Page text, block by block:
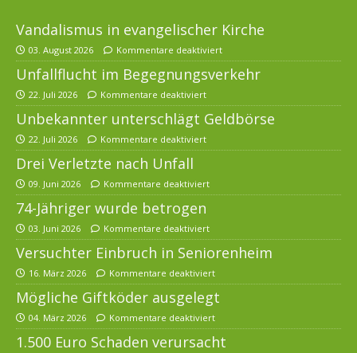
Vandalismus in evangelischer Kirche
03. August 2026 Kommentare deaktiviert
Unfallflucht im Begegnungsverkehr
22. Juli 2026 Kommentare deaktiviert
Unbekannter unterschlägt Geldbörse
22. Juli 2026 Kommentare deaktiviert
Drei Verletzte nach Unfall
09. Juni 2026 Kommentare deaktiviert
74-Jähriger wurde betrogen
03. Juni 2026 Kommentare deaktiviert
Versuchter Einbruch in Seniorenheim
16. März 2026 Kommentare deaktiviert
Mögliche Giftköder ausgelegt
04. März 2026 Kommentare deaktiviert
1.500 Euro Schaden verursacht